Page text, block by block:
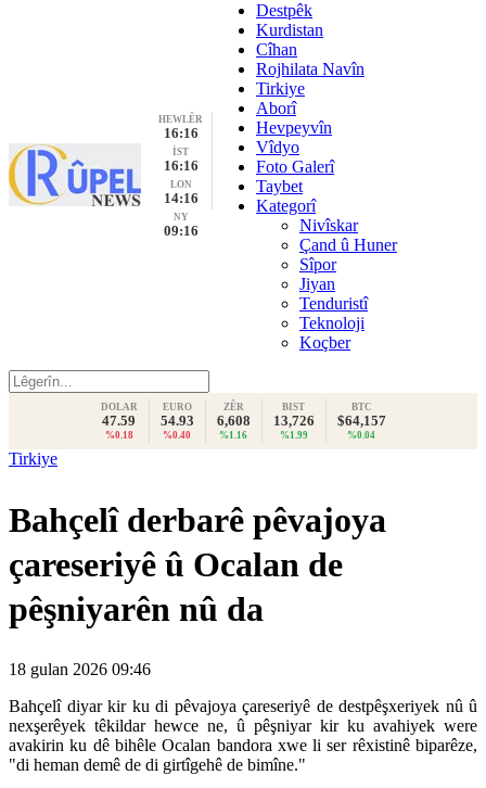
HEWLÊR
16:16
İST
16:16
LON
14:16
NY
09:16
Destpêk
Kurdistan
Cîhan
Rojhilata Navîn
Tirkiye
Aborî
Hevpeyvîn
Vîdyo
Foto Galerî
Taybet
Kategorî
Nivîskar
Çand û Huner
Sîpor
Jiyan
Tenduristî
Teknoloji
Koçber
DOLAR
47.59
%0.18
EURO
54.93
%0.40
ZÊR
6,608
%1.16
BIST
13,726
%1.99
BTC
$64,157
%0.04
Tirkiye
Bahçelî derbarê pêvajoya
çareseriyê û Ocalan de
pêşniyarên nû da
18 gulan 2026 09:46
Bahçelî diyar kir ku di pêvajoya çareseriyê de destpêşxeriyek nû û
nexşerêyek têkildar hewce ne, û pêşniyar kir ku avahiyek were
avakirin ku dê bihêle Ocalan bandora xwe li ser rêxistinê biparêze,
"di heman demê de di girtîgehê de bimîne."